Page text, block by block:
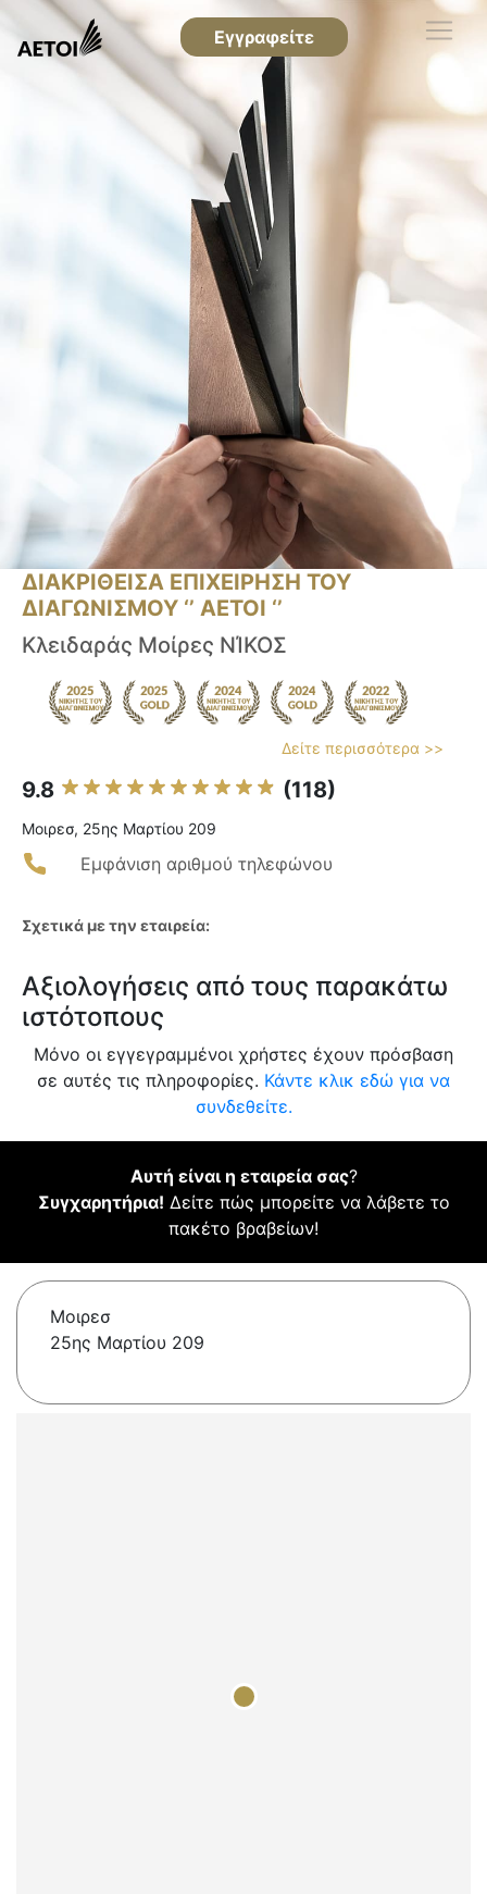
Εγγραφείτε
ΔΙΑΚΡΙΘΕΙΣΑ ΕΠΙΧΕΙΡΗΣΗ ΤΟΥ
ΔΙΑΓΩΝΙΣΜΟΥ ‘’ ΑΕΤΟΙ ‘’
Κλειδαράς Μοίρες ΝΊΚΟΣ
Δείτε περισσότερα >>
9.8 (118)
Μοιρεσ, 25ης Μαρτίου 209
Εμφάνιση αριθμού τηλεφώνου
Σχετικά με την εταιρεία:
Αξιολογήσεις από τους παρακάτω
ιστότοπους
Μόνο οι εγγεγραμμένοι χρήστες έχουν πρόσβαση
σε αυτές τις πληροφορίες. Κάντε κλικ εδώ για να
συνδεθείτε.
Αυτή είναι η εταιρεία σας?
Συγχαρητήρια! Δείτε πώς μπορείτε να λάβετε το
πακέτο βραβείων!
Μοιρεσ
25ης Μαρτίου 209